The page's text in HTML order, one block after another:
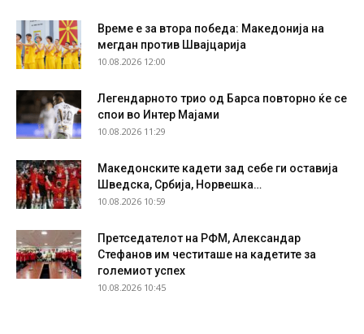
Време е за втора победа: Македонија на
мегдан против Швајцарија
10.08.2026 12:00
Легендарното трио од Барса повторно ќе се
спои во Интер Мајами
10.08.2026 11:29
Македонските кадети зад себе ги оставија
Шведска, Србија, Норвешка…
10.08.2026 10:59
Претседателот на РФМ, Александар
Стефанов им честиташе на кадетите за
големиот успех
10.08.2026 10:45